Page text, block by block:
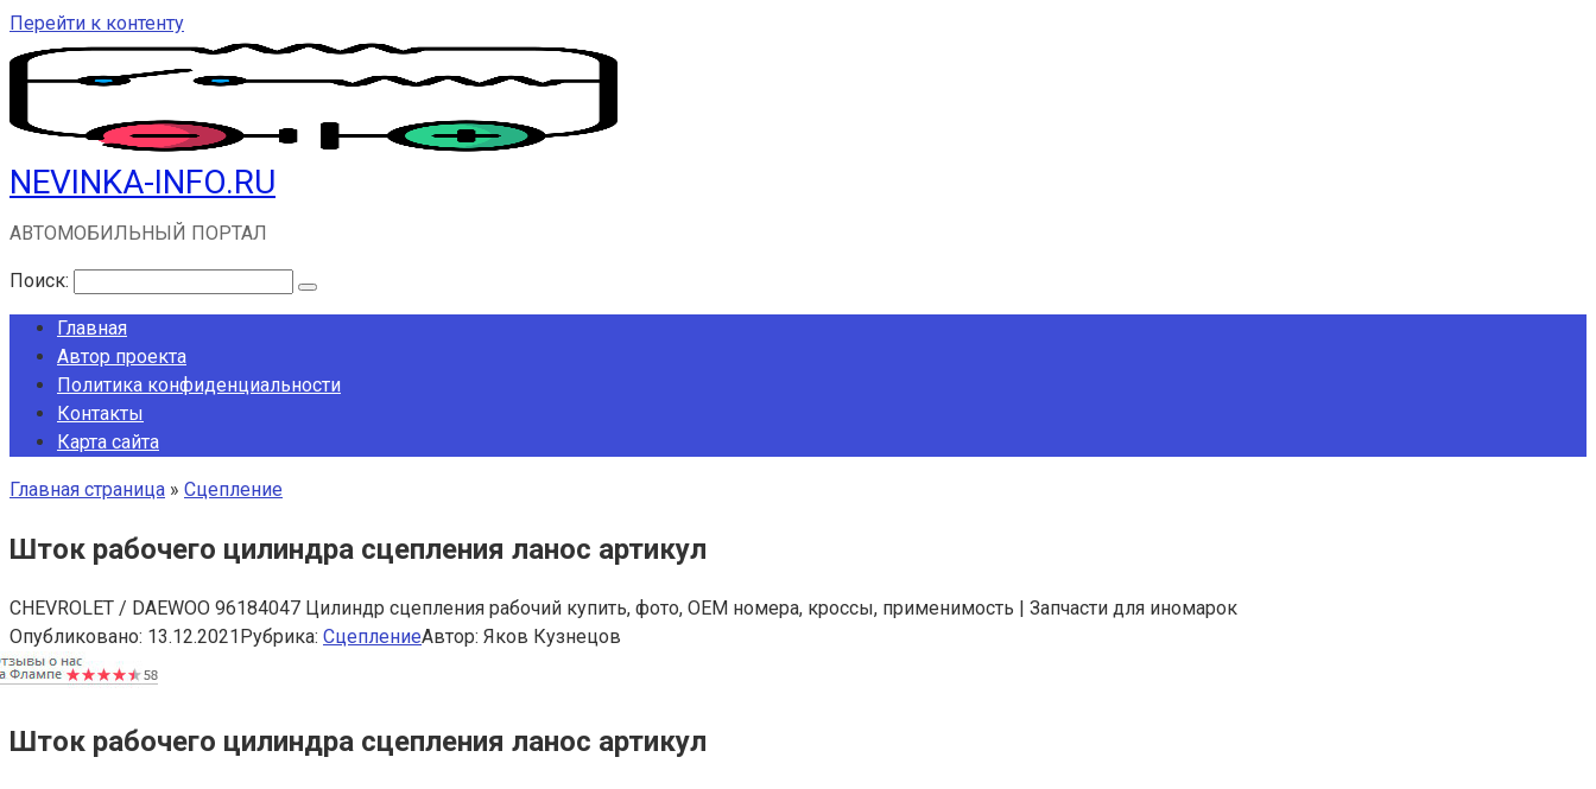
Перейти к контенту
NEVINKA-INFO.RU
АВТОМОБИЛЬНЫЙ ПОРТАЛ
Поиск:
Главная
Автор проекта
Политика конфиденциальности
Контакты
Карта сайта
Главная страница » Сцепление
Шток рабочего цилиндра сцепления ланос артикул
CHEVROLET / DAEWOO 96184047 Цилиндр сцепления рабочий купить, фото, OEM номера, кроссы, применимость | Запчасти для иномарок
Опубликовано: 13.12.2021Рубрика: СцеплениеАвтор: Яков Кузнецов
Шток рабочего цилиндра сцепления ланос артикул